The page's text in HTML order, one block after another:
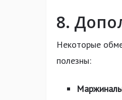
8.
Некоторые
полезны: